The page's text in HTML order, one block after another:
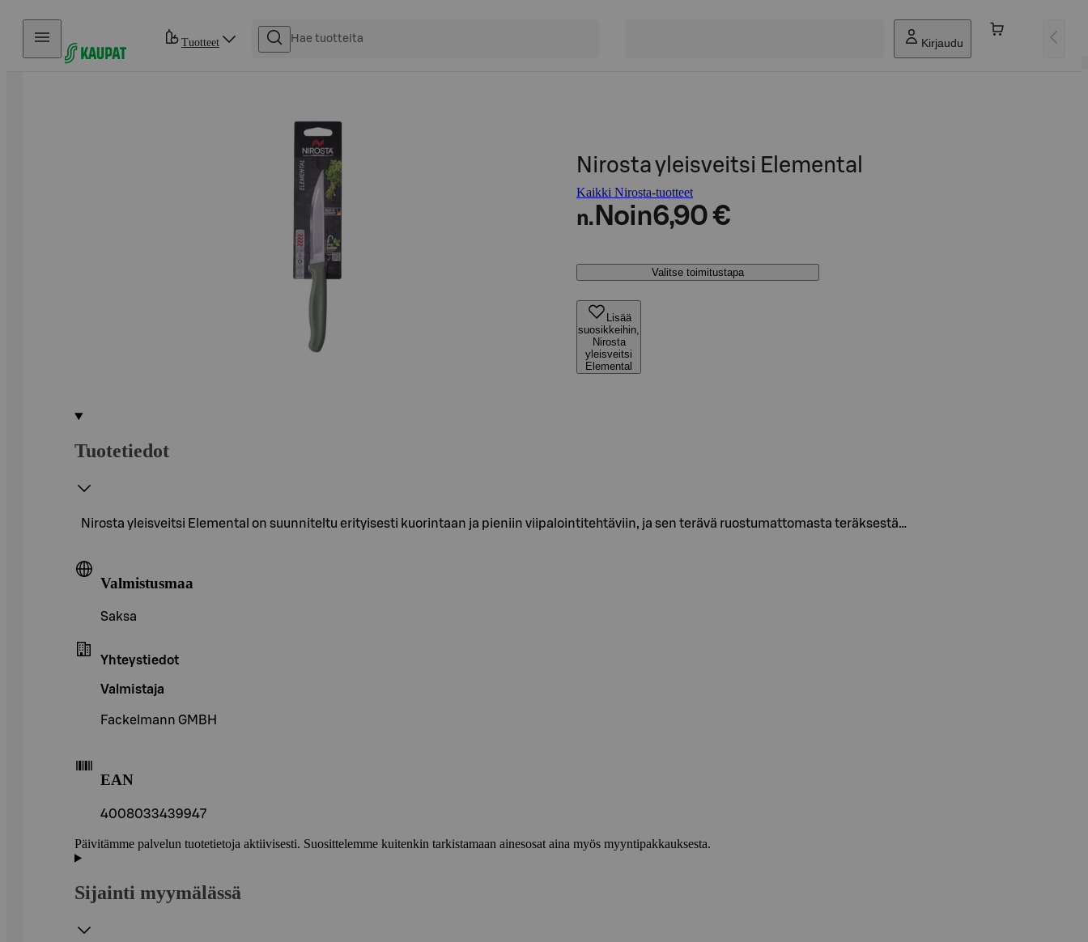
Hyppää sisältöön
Tuotteet Kirjaudu
Nirosta yleisveitsi Elemental
Kaikki Nirosta-tuotteet
n. Noin6,90 €
Valitse toimitustapa
Lisää
suosikkeihin,
Nirosta
yleisveitsi
Elemental
Tuotetiedot
Nirosta yleisveitsi Elemental on suunniteltu erityisesti kuorintaan ja pieniin viipalointitehtäviin, ja sen terävä ruostumattomasta teräksestä…
Valmistusmaa
Saksa
Yhteystiedot
Valmistaja
Fackelmann GMBH
EAN
4008033439947
Päivitämme palvelun tuotetietoja aktiivisesti. Suosittelemme kuitenkin tarkistamaan ainesosat aina myös myyntipakkauksesta.
Sijainti myymälässä